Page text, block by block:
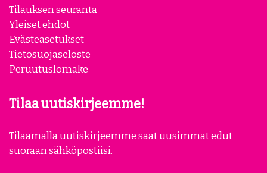
Tilauksen seuranta
Yleiset ehdot
Evästeasetukset
Tietosuojaseloste
Peruutuslomake
Tilaa uutiskirjeemme!
Tilaamalla uutiskirjeemme saat uusimmat edut
suoraan sähköpostiisi.